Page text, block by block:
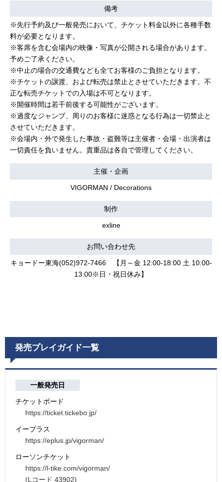
備考
※先行予約及び一般発売において、チケット料金以外に各種手数
料が必要となります。
※客席を含む会場内の映像・写真が公開される場合があります。
予めご了承ください。
※中止の場合の交通費なども全てお客様のご負担となります。
※チケットの譲渡、および転売は禁止とさせていただきます。不
正な転売チケットでの入場は不可となります。
※開催時間は若干前後する可能性がございます。
※過度なジャンプ、周りのお客様に迷惑となる行為は一切禁止と
させていただきます。
※会場内・外で発生した事故・盗難等は主催者・会場・出演者は
一切責任を負いません。貴重品は各自で管理してください。
主催・企画
VIGORMAN / Decorations
制作
exline
お問い合わせ先
キョードー東海(052)972-7466 【月～金 12:00-18:00 土 10:00-
13:00※日・祝日休み】
発売プレイガイド一覧
一般発売日
チケットボード
https://ticket.tickebo.jp/
イープラス
https://eplus.jp/vigorman/
ローソンチケット
https://l-tike.com/vigorman/
(Lコード 43902)